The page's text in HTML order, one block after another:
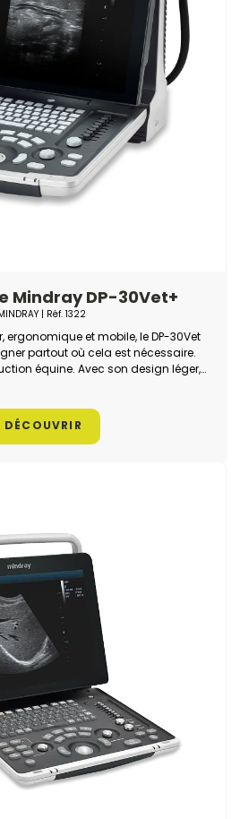
Mindray DP-30Vet+
MINDRAY| Réf. 1322
ergonomique et mobile, le DP-30Vet
partout où cela est nécessaire.
équine. Avec son design léger,
DÉCOUVRIR